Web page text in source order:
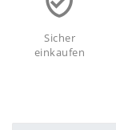
Sicher
einkaufen